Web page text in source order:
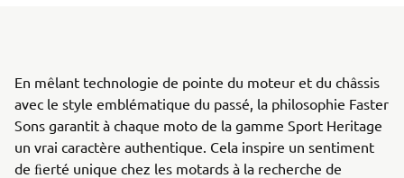
En mêlant technologie de pointe du moteur et du châssis
avec le style emblématique du passé, la philosophie Faster
Sons garantit à chaque moto de la gamme Sport Heritage
un vrai caractère authentique. Cela inspire un sentiment
de ﬁerté unique chez les motards à la recherche de